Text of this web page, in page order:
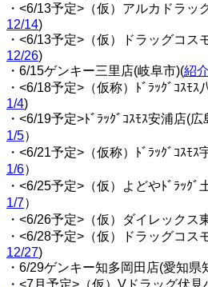
・<6/13予定>（仮）アルカドラッ
12/14)
・<6/13予定>（仮）ドラッグコス
12/26)
・6/15ゲンキー三里店(岐阜市)(紹
・<6/18予定>（仮称）ﾄﾞﾗｯｸﾞｺｽﾓｽ
1/4)
・<6/19予定>ﾄﾞﾗｯｸﾞｺｽﾓｽ安浦店(
1/5）
・<6/21予定>（仮称）ﾄﾞﾗｯｸﾞｺｽﾓｽ
1/6）
・<6/25予定>（仮）よどやﾄﾞﾗｯｸﾞ
1/7）
・<6/26予定>（仮）ダイレックス
・<6/28予定>（仮）ドラッグコス
12/27)
・6/29ゲンキー知多岡田店(愛知県